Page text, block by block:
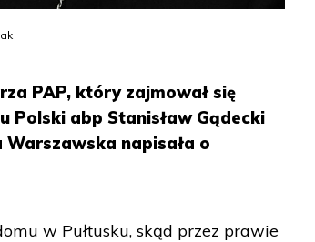
PAP, który zajmował się
Polski abp Stanisław Gądecki
napisała o
w Pułtusku, skąd przez prawie